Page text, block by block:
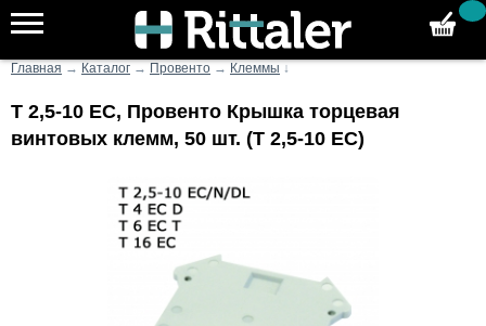
Главная → Каталог → Провенто → Клеммы ↓
T 2,5-10 EC, Провенто Крышка торцевая
винтовых клемм, 50 шт. (T 2,5-10 EC)